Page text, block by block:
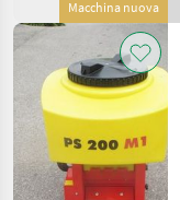
Macchina nuova